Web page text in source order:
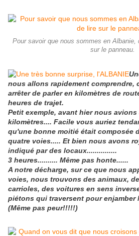
Pour savoir que nous sommes en
sur le panneau.
nous allons rapidement comprendre,
arrêter de parler en kilomètres de
heures de trajet.
Petit exemple, avant hier nous avions
kilomètres.... Facile vous auriez
qu'une bonne moitié était composée
quatre voies..... Et bien nous avons
indiqué par des locaux...............
3 heures.......... Même pas honte......
A notre décharge, sur ce que nous
voies, nous trouvons des animaux,
carrioles, des voitures en sens
piétons qui traversent pour enjamber
(Même pas peur!!!!!)